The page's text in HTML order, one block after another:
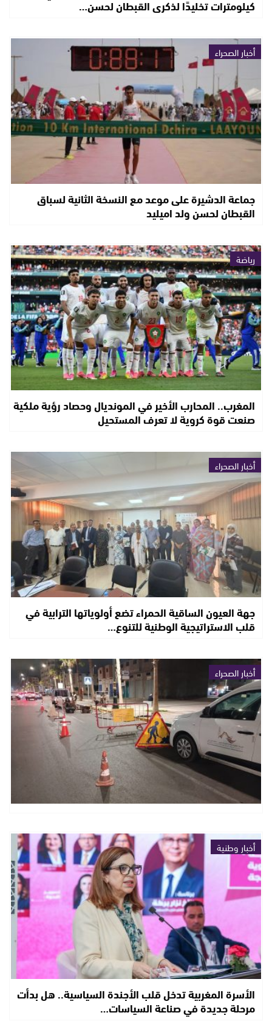
كيلومترات تخليدًا لذكرى القبطان لحسن…
أخبار الصحراء
جماعة الدشيرة على موعد مع النسخة الثانية لسباق
القبطان لحسن ولد اميليد
رياضة
المغرب.. المحارب الأخير في المونديال وحصاد رؤية ملكية
صنعت قوة كروية لا تعرف المستحيل
أخبار الصحراء
جهة العيون الساقية الحمراء تضع أولوياتها الترابية في
قلب الاستراتيجية الوطنية للتنوع…
أخبار الصحراء
أخبار وطنية
الأسرة المغربية تدخل قلب الأجندة السياسية.. هل بدأت
مرحلة جديدة في صناعة السياسات…